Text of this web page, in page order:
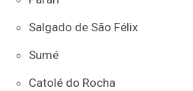
Salgado de São Félix
Sumé
Catolé do Rocha